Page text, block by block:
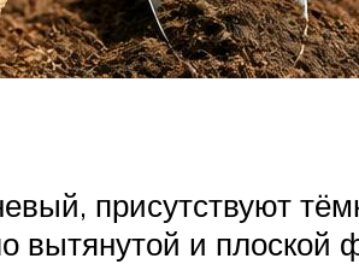
присутствуют
вытянутой и плоской